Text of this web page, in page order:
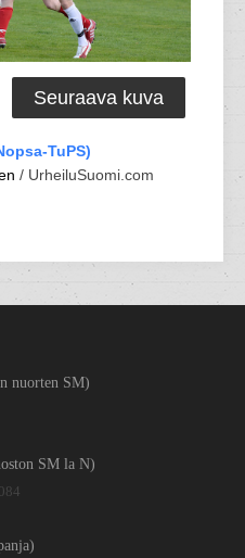
Seuraava kuva
TuPS)
/ UrheiluSuomi.com
nuorten SM)
SM la N)